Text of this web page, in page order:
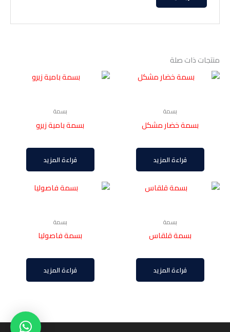
منتجات ذات صلة
بسمة
بسمة خضار مشكل
قراءة المزيد
بسمة
بسمة بامية زيرو
قراءة المزيد
بسمة
بسمة قلقاس
قراءة المزيد
بسمة
بسمة فاصوليا
قراءة المزيد